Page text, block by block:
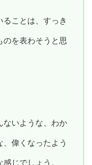
ことは、すっき
のを表わそうと思
ないような、わか
偉くなったよう
じでしょう。